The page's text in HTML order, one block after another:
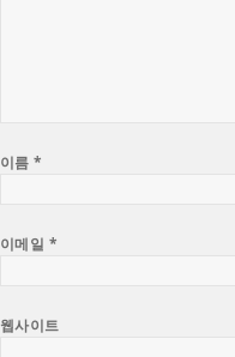
이름*
이메일 *
웹사이트